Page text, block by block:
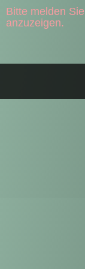
Bitte melden
anzuzeigen.